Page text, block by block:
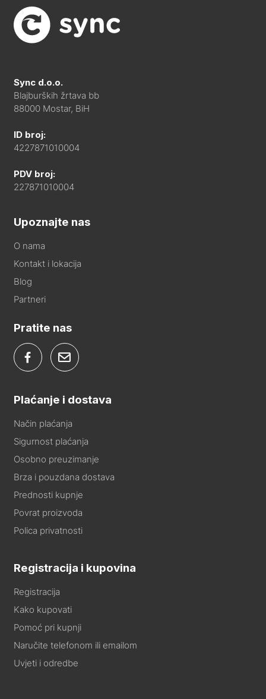
Sync d.o.o.
Blajburških žrtava bb
88000 Mostar, BiH
ID broj:
4227871010004
PDV broj:
227871010004
Upoznajte nas
O nama
Kontakt i lokacija
Blog
Partneri
Pratite nas
Plaćanje i dostava
Način plaćanja
Sigurnost plaćanja
Osobno preuzimanje
Brza i pouzdana dostava
Prednosti kupnje
Povrat proizvoda
Polica privatnosti
Registracija i kupovina
Registracija
Kako kupovati
Pomoć pri kupnji
Naručite telefonom ili emailom
Uvjeti i odredbe